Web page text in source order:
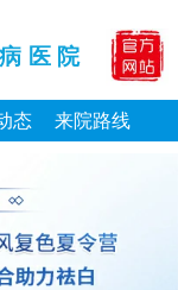
医院
态 来院路线